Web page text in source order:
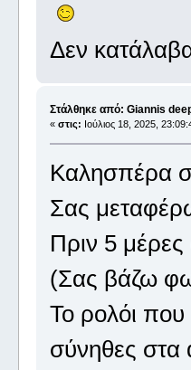
Δεν
Στάλθηκε από: Giannis
« στις: Ιούλιος 18, 2025,
Καλησπέρα
Σας
Πριν 5
(Σας βάζω
Το ρολόι
σύνηθες στα